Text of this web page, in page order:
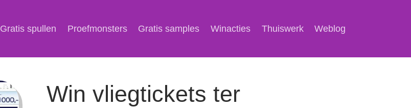
Gratis spullen Proefmonsters Gratis samples Winacties Thuiswerk Weblog
Win vliegtickets ter